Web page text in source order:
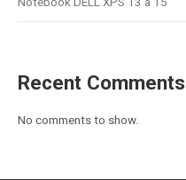
Recent Comments
No comments to show.